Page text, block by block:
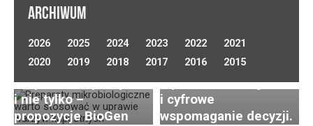
ARCHIWUM
2026 2025 2024 2023 2022
2021
2020
2019 2018 2017 2016 2015
Preparaty biologiczne
w uprawie kapusty
i nie tylko –
propozycje BioGen
nawadniania w uprawie
warzyw polowych.
Wybór technologii
i cyfrowe
wspomaganie decyzji.
Uprawa ogórków
(polowych) –
wyzwania, nowoczesna
Postępy i trendy